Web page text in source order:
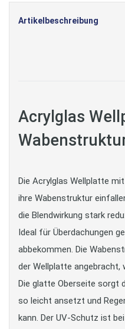
Artikelbeschreibung
Acrylglas
Die Acrylglas Wellplatte
ihre Wabenstruktur
die Blendwirkung stark
Ideal für Überdachungen
abbekommen. Die
der Wellplatte angebracht,
Die glatte Oberseite sorgt
so leicht ansetzt und
kann. Der UV-Schutz ist